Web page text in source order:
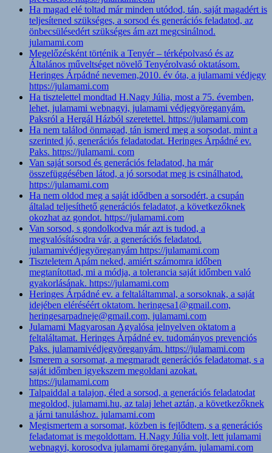
Ha magad elé toltad már minden utódod, tán, saját magadért is
teljesítened szükséges, a sorsod és generációs feladatod, az
önbecsülésedért szükséges ám azt megcsinálnod.
julamami.com
Megelőzésként történik a Tenyér – térképolvasó és az
Általános műveltséget növelő Tenyérolvasó oktatásom.
Heringes Árpádné nevemen,2010. év óta, a julamami védjegy
https://julamami.com
Ha tisztelettel mondtad H.Nagy Júlia, most a 75. évemben,
lehet, julamami webnagyi, julamami védjegyöreganyám.
Paksról a Hergál Házból szeretettel. https://julamami.com
Ha nem találod önmagad, tán ismerd meg a sorsodat, mint a
szerinted jó, generációs feladatodat. Heringes Árpádné ev.
Paks. https://julamami. com
Van saját sorsod és generációs feladatod, ha már
összefüggésében látod, a jó sorsodat meg is csinálhatod.
https://julamami.com
Ha nem oldod meg a saját idődben a sorsodért, a csupán
általad teljesíthető generációs feladatot, a következőknek
okozhat az gondot. https://julamami.com
Van sorsod, s gondolkodva már azt is tudod, a
megvalósításodra vár, a generációs feladatod.
julamamivédjegyöreganyám https://julamami.com
Tiszteletem Apám neked, amiért számomra időben
megtanítottad, mi a módja, a tolerancia saját időmben való
gyakorlásának. https://julamami.com
Heringes Árpádné ev. a feltaláltammal, a sorsoknak, a saját
idejében eléréséért oktatom. heringesa1@gmail.com,
heringesarpadneje@gmail.com, julamami.com
Julamami Magyarosan Agyalósa jelnyelven oktatom a
feltaláltamat. Heringes Árpádné ev. tudományos prevenciós
Paks. julamamivédjegyöreganyám. https://julamami.com
Ismerem a sorsomat, a megmaradt generációs feladatomat, s a
saját időmben igyekszem megoldani azokat.
https://julamami.com
Talpaiddal a talajon, éled a sorsod, a generációs feladatodat
megoldod, julamami.hu, az talaj lehet aztán, a következőknek
a járni tanuláshoz. julamami.com
Megismertem a sorsomat, közben is fejlődtem, s a generációs
feladatomat is megoldottam. H.Nagy Júlia volt, lett julamami
webnagyi, korosodva julamami öreganyám. julamami.com